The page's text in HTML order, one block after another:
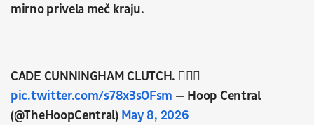
mirno privela meč kraju.
CADE CUNNINGHAM CLUTCH. 😮‍💨🔥
pic.twitter.com/s78x3sOFsm — Hoop Central
(@TheHoopCentral) May 8, 2026